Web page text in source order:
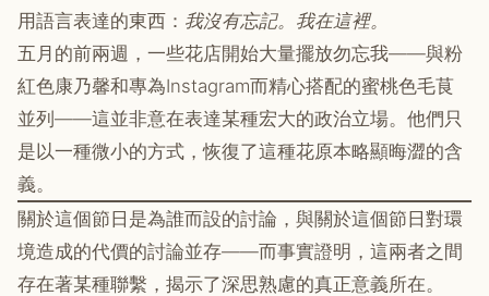
用語言表達的東西： 我沒有忘記。我在這裡。
五月的前兩週，一些花店開始大量擺放勿忘我——與粉
紅色康乃馨和專為Instagram而精心搭配的蜜桃色毛茛
並列——這並非意在表達某種宏大的政治立場。他們只
是以一種微小的方式，恢復了這種花原本略顯晦澀的含
義。
關於這個節日是為誰而設的討論，與關於這個節日對環
境造成的代價的討論並存——而事實證明，這兩者之間
存在著某種聯繫，揭示了深思熟慮的真正意義所在。